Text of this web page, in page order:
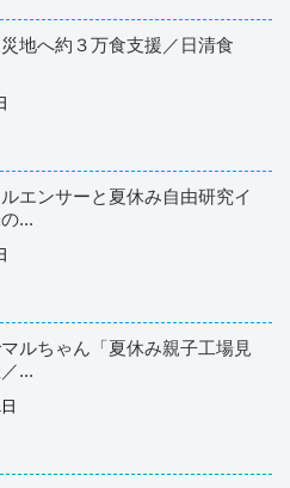
地へ約３万食支援／日清食
エンサーと夏休み自由研究イ
...
ルちゃん「夏休み親子工場見
...